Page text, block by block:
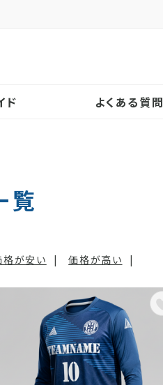
ド よくある質問
覧
格が安い | 価格が高い |